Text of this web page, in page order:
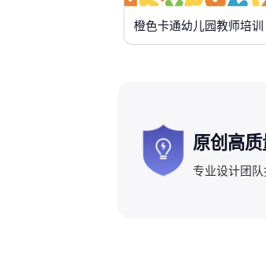
橙色卡通幼儿园教师培训
原创高
专业设计团